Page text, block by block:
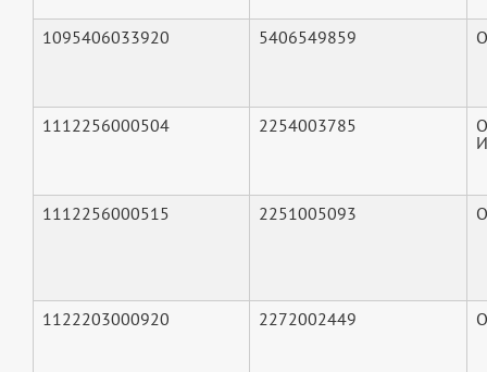
1095406033920 5406549859
1112256000504 2254003785
1112256000515 2251005093
1122203000920 2272002449